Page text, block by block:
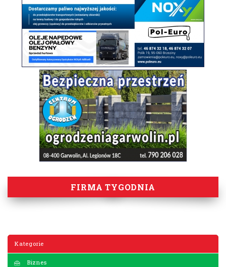
FIRMA TYGODNIA
Kategorie
Biznes